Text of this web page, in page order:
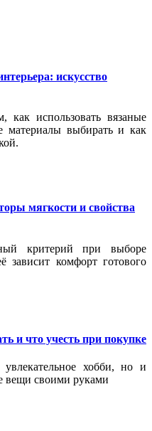
искусство
как использовать вязаные
материалы выбирать и как
мягкости и свойства
критерий при выборе
зависит комфорт готового
и что учесть при покупке
хобби, но и
вещи своими руками